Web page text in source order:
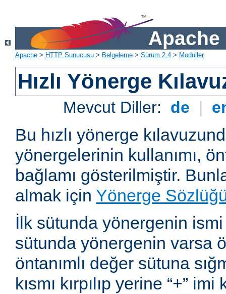
Apache
Apache > HTTP Sunucusu > Belgeleme > Sürüm 2.4 > Modüller
Hızlı Yönerge
Mevcut Diller: de |
Bu hızlı yönerge
yönergelerinin kullanımı,
bağlamı gösterilmiştir.
almak için Yönerge
İlk sütunda yönergenin
sütunda yönergenin varsa
öntanımlı değer sütuna
kısmı kırpılıp yerine “+”